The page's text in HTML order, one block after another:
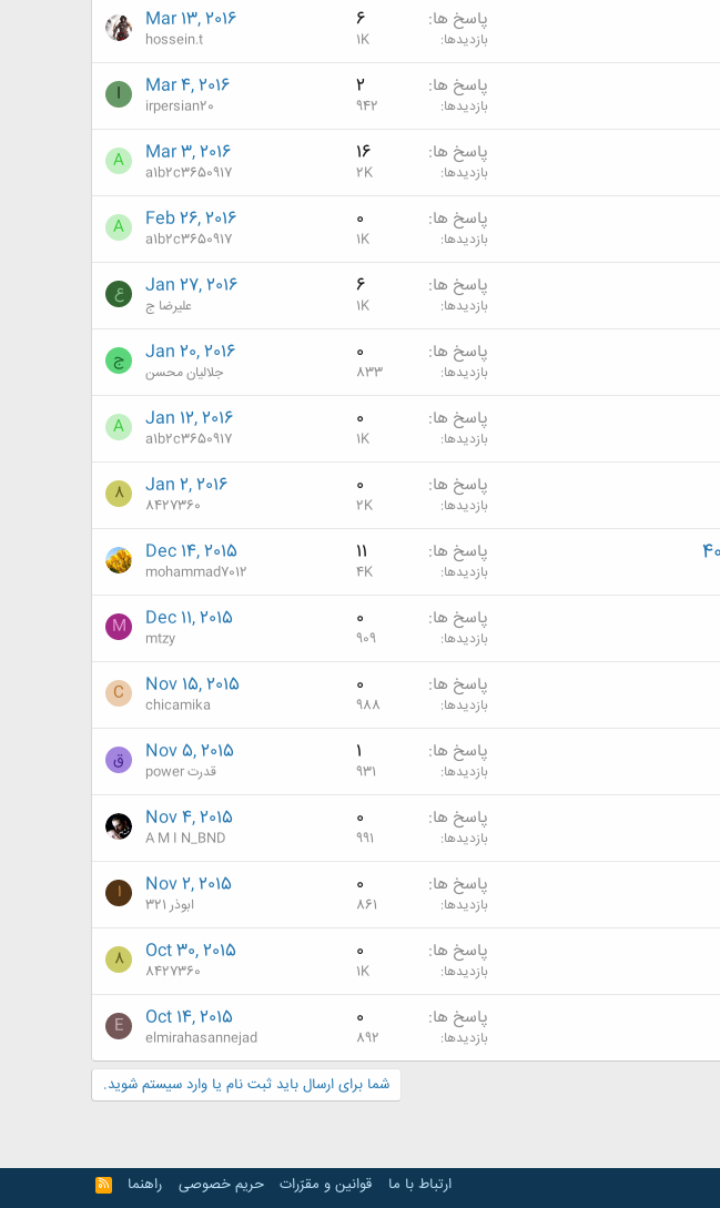
پاسخ ها 6
بازدیدها 1K
Mar 13, 2016
hossein.t
پاسخ ها 2
بازدیدها 942
Mar 4, 2016
irpersian20
I
پاسخ ها 16
بازدیدها 2K
Mar 3, 2016
a1b2c3650917
A
پاسخ ها 0
بازدیدها 1K
Feb 26, 2016
a1b2c3650917
A
پاسخ ها 6
بازدیدها 1K
Jan 27, 2016
علیرضا ج ع
پاسخ ها 0
بازدیدها 833
Jan 20, 2016
جلالیان محسن ج
پاسخ ها 0
بازدیدها 1K
Jan 12, 2016
a1b2c3650917
A
پاسخ ها 0
بازدیدها 2K
Jan 2, 2016
8427360
8
پاسخ ها 11
بازدیدها 4K
Dec 14, 2015
mohammad7012
پاسخ ها 0
بازدیدها 909
Dec 11, 2015
mtzy
M
پاسخ ها 0
بازدیدها 988
Nov 15, 2015
chicamika
C
پاسخ ها 1
بازدیدها 931
Nov 5, 2015
قدرت power ق
پاسخ ها 0
بازدیدها 991
Nov 4, 2015
A M I N_BND
پاسخ ها 0
بازدیدها 861
Nov 2, 2015
ابوذر 321 ا
پاسخ ها 0
بازدیدها 1K
Oct 30, 2015
8427360
8
پاسخ ها 0
بازدیدها 892
Oct 14, 2015
elmirahasannejad
E
شما برای ارسال باید ثبت نام یا وارد سیستم شوید.
ارتباط با ما قوانین و مقرّرات حریم خصوصی راهنما
R
S